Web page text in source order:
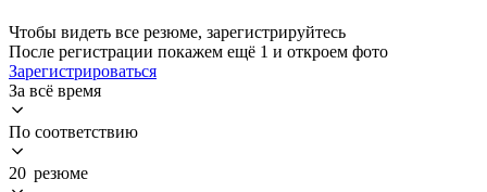
Чтобы видеть все резюме, зарегистрируйтесь
После регистрации покажем ещё 1 и откроем фото
Зарегистрироваться
За всё время
По соответствию
20 резюме